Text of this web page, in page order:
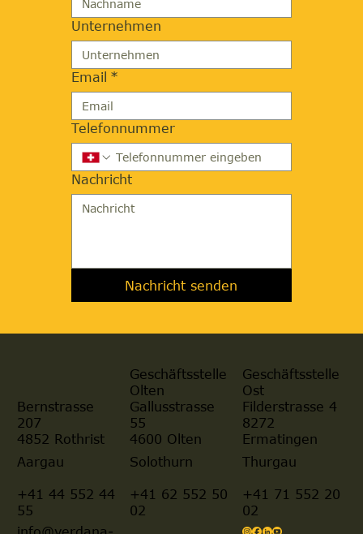
Unternehmen
Email *
Telefonnummer
Nachricht
Nachricht senden
Bernstrasse
207
4852 Rothrist
Geschäftsstelle
Olten
Gallusstrasse
55
4600 Olten
Geschäftsstelle
Ost
Filderstrasse 4
8272
Ermatingen
Aargau
+41 44 552 44
55
Solothurn
+41 62 552 50
02
Thurgau
+41 71 552 20
02
info@verdana-